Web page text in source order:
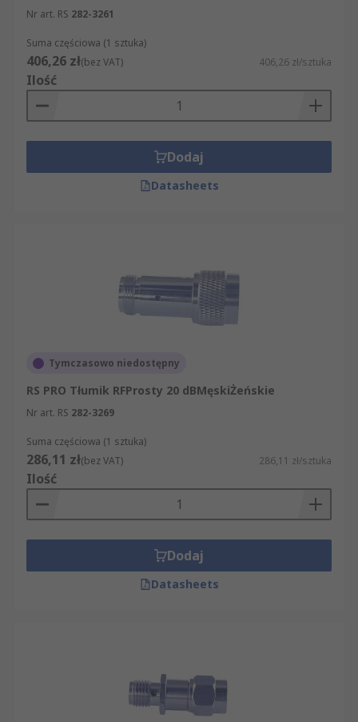
Nr art. RS 282-3261
Suma częściowa (1 sztuka)
406,26 zł(bez VAT) 406,26 zł/sztuka
Ilość
Dodaj
Datasheets
Tymczasowo niedostępny
RS PRO Tłumik RFProsty 20 dBMęskiŻeńskie
Nr art. RS 282-3269
Suma częściowa (1 sztuka)
286,11 zł(bez VAT) 286,11 zł/sztuka
Ilość
Dodaj
Datasheets